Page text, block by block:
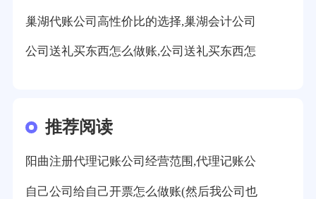
巢湖代账公司高性价比的选择,巢湖会计公司
公司送礼买东西怎么做账,公司送礼买东西怎
推荐阅读
阳曲注册代理记账公司经营范围,代理记账公
自己公司给自己开票怎么做账(然后我公司也